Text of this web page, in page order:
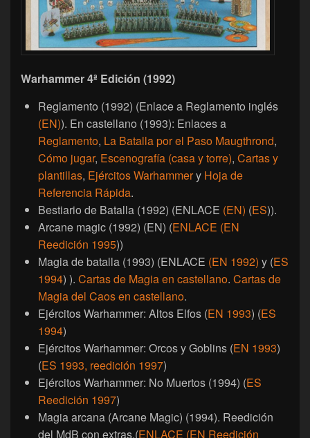
Warhammer 4ª Edición (1992)
Reglamento (1992) (Enlace a Reglamento inglés
(EN)). En castellano (1993): Enlaces a
Reglamento, La Batalla por el Paso Maugthrond,
Cómo jugar, Escenografía (casa y torre), Cartas y
plantillas, Ejércitos Warhammery Hoja de
Referencia Rápida.
Bestiario de Batalla (1992) (ENLACE (EN) (ES)).
Arcane magic (1992) (EN) (ENLACE (EN
Reedición 1995))
Magia de batalla (1993) (ENLACE (EN 1992) y (ES
1994) ). Cartas de Magia en castellano. Cartas de
Magia del Caos en castellano.
Ejércitos Warhammer: Altos Elfos (EN 1993) (ES
1994)
Ejércitos Warhammer: Orcos y Goblins (EN 1993)
(ES 1993, reedición 1997)
Ejércitos Warhammer: No Muertos (1994) (ES
Reedición 1997)
Magia arcana (Arcane Magic) (1994). Reedición
del MdB con extras.(ENLACE (EN Reedición